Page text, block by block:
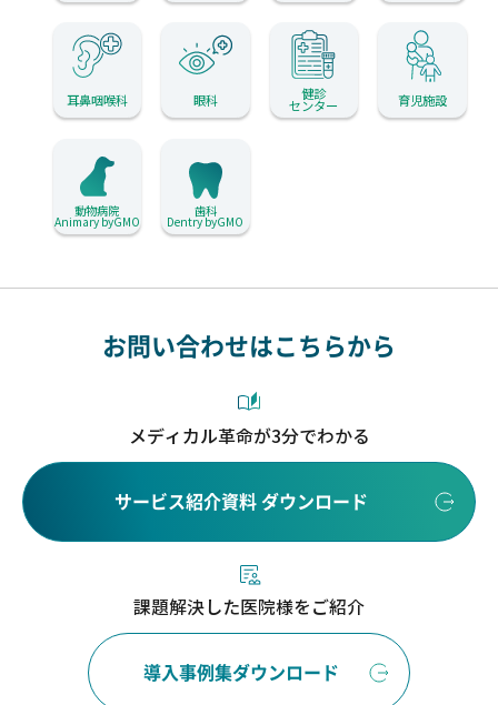
耳鼻咽喉科 眼科 健診
センター 育児施設
動物病院
Animary byGMO
歯科
Dentry byGMO
お問い合わせはこちらから
メディカル革命が3分でわかる
サービス紹介資料 ダウンロード
課題解決した医院様をご紹介
導入事例集ダウンロード